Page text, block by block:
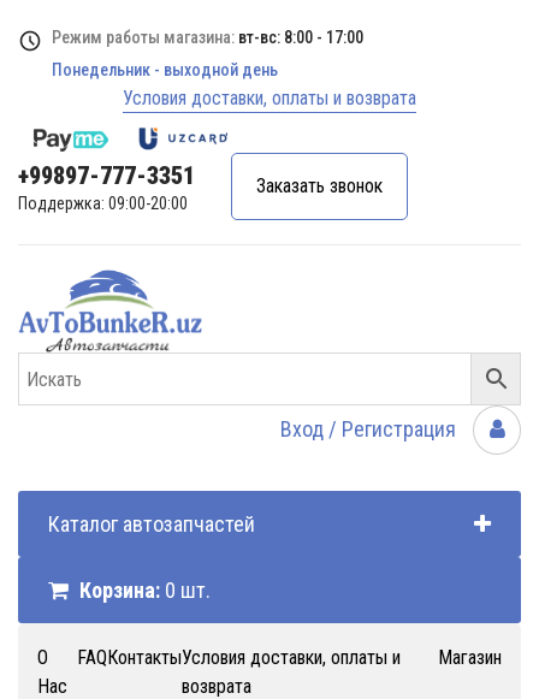
Режим работы магазина: вт-вс: 8:00 - 17:00
Понедельник - выходной день
Условия доставки, оплаты и возврата
+99897-777-3351
Поддержка: 09:00-20:00
Заказать звонок
Вход / Регистрация
Каталог автозапчастей
Корзина: 0 шт.
О
Нас
FAQКонтактыУсловия доставки, оплаты и
возврата
Магазин